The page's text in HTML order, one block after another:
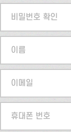
비밀번호 확인
이름
이메일
휴대폰 번호